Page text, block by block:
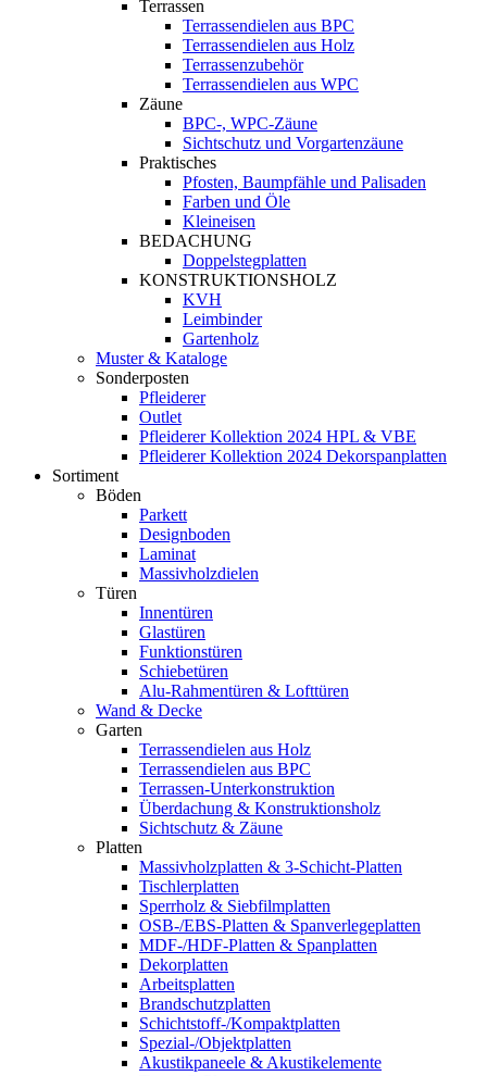
Terrassen
Terrassendielen aus BPC
Terrassendielen aus Holz
Terrassenzubehör
Terrassendielen aus WPC
Zäune
BPC-, WPC-Zäune
Sichtschutz und Vorgartenzäune
Praktisches
Pfosten, Baumpfähle und Palisaden
Farben und Öle
Kleineisen
BEDACHUNG
Doppelstegplatten
KONSTRUKTIONSHOLZ
KVH
Leimbinder
Gartenholz
Muster & Kataloge
Sonderposten
Pfleiderer
Outlet
Pfleiderer Kollektion 2024 HPL & VBE
Pfleiderer Kollektion 2024 Dekorspanplatten
Sortiment
Böden
Parkett
Designboden
Laminat
Massivholzdielen
Türen
Innentüren
Glastüren
Funktionstüren
Schiebetüren
Alu-Rahmentüren & Lofttüren
Wand & Decke
Garten
Terrassendielen aus Holz
Terrassendielen aus BPC
Terrassen-Unterkonstruktion
Überdachung & Konstruktionsholz
Sichtschutz & Zäune
Platten
Massivholzplatten & 3-Schicht-Platten
Tischlerplatten
Sperrholz & Siebfilmplatten
OSB-/EBS-Platten & Spanverlegeplatten
MDF-/HDF-Platten & Spanplatten
Dekorplatten
Arbeitsplatten
Brandschutzplatten
Schichtstoff-/Kompaktplatten
Spezial-/Objektplatten
Akustikpaneele & Akustikelemente